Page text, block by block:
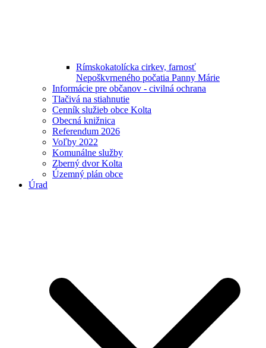
Rímskokatolícka cirkev, farnosť
Nepoškvrneného počatia Panny Márie
Informácie pre občanov - civilná ochrana
Tlačivá na stiahnutie
Cenník služieb obce Kolta
Obecná knižnica
Referendum 2026
Voľby 2022
Komunálne služby
Zberný dvor Kolta
Územný plán obce
Úrad